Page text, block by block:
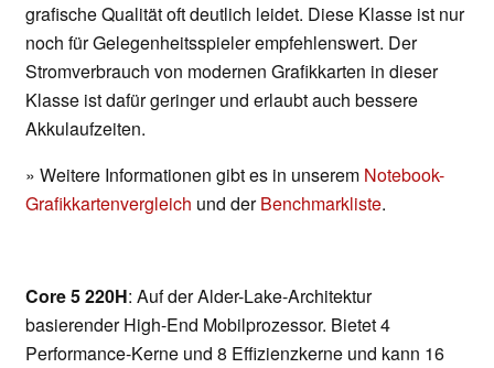
grafische Qualität oft deutlich leidet. Diese Klasse ist nur
noch für Gelegenheitsspieler empfehlenswert. Der
Stromverbrauch von modernen Grafikkarten in dieser
Klasse ist dafür geringer und erlaubt auch bessere
Akkulaufzeiten.
» Weitere Informationen gibt es in unserem Notebook-
Grafikkartenvergleich und derBenchmarkliste.
Core 5 220H: Auf der Alder-Lake-Architektur
basierender High-End Mobilprozessor. Bietet 4
Performance-Kerne und 8 Effizienzkerne und kann 16